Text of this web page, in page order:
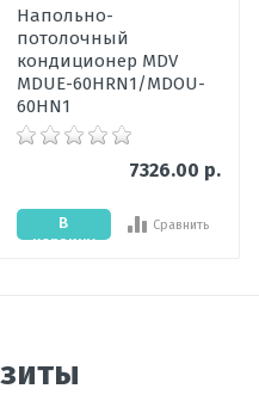
17,6
18,5
Напольно-
потолочный
кондиционер MDV
MDUE-60HRN1/MDOU-
60HN1
7326.00 р.
В
корзину
Сравнить